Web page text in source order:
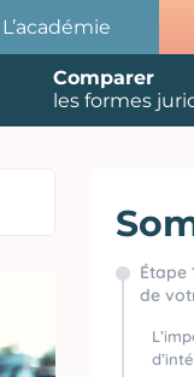
L’académie
Comparer
les formes
Étape
de